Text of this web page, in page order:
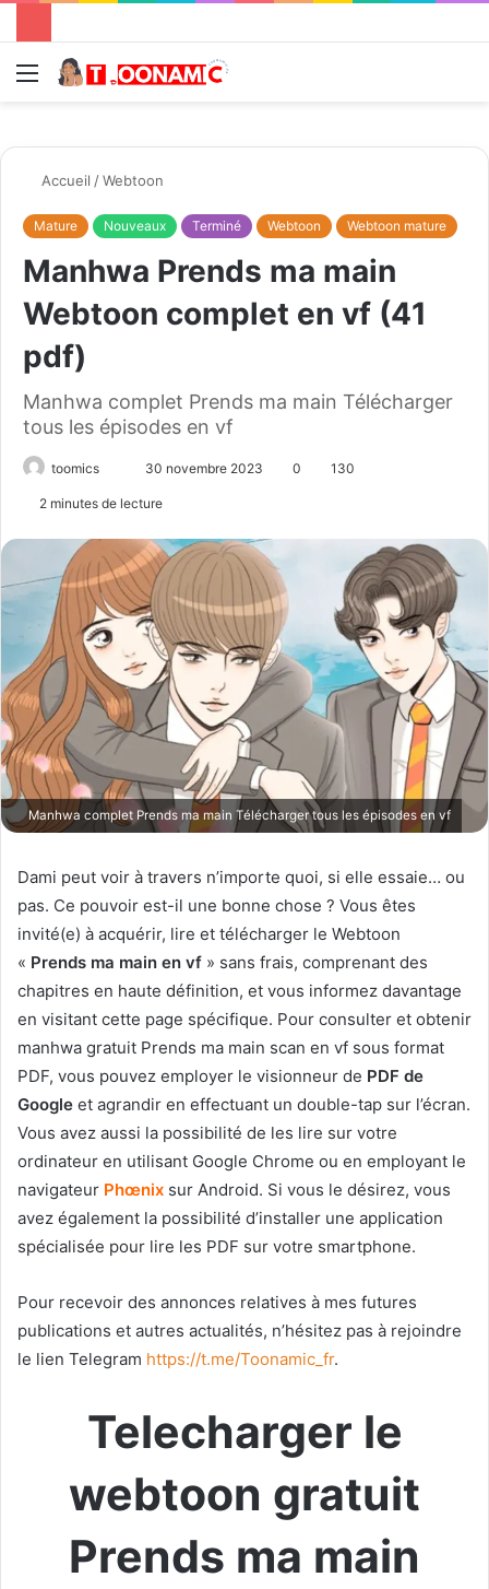
Menu
Accueil /Webtoon
Mature Nouveaux Terminé Webtoon Webtoon mature
Manhwa Prends ma main
Webtoon complet en vf (41
pdf)
Manhwa complet Prends ma main Télécharger
tous les épisodes en vf
toomics
n
y
e
n
c
o
u
r
r
i
l
30 novembre 2023 0 130
2 minutes de lecture
Manhwa complet Prends ma main Télécharger tous les épisodes en vf
Dami peut voir à travers n’importe quoi, si elle essaie… ou
pas. Ce pouvoir est-il une bonne chose ? Vous êtes
invité(e) à acquérir, lire et télécharger le Webtoon
« Prends ma main en vf » sans frais, comprenant des
chapitres en haute définition, et vous informez davantage
en visitant cette page spécifique. Pour consulter et obtenir
manhwa gratuit Prends ma main scan en vf sous format
PDF, vous pouvez employer le visionneur de PDF de
Google et agrandir en effectuant un double-tap sur l’écran.
Vous avez aussi la possibilité de les lire sur votre
ordinateur en utilisant Google Chrome ou en employant le
navigateur Phœnix sur Android. Si vous le désirez, vous
avez également la possibilité d’installer une application
spécialisée pour lire les PDF sur votre smartphone.
Pour recevoir des annonces relatives à mes futures
publications et autres actualités, n’hésitez pas à rejoindre
le lien Telegram https://t.me/Toonamic_fr.
Telecharger le
webtoon gratuit
Prends ma main